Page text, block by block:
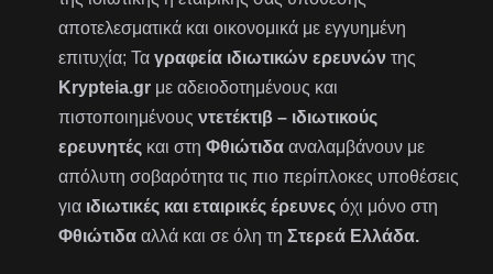
αποτελεσματικά και οικονομικά με εγγυημένη
επιτυχία; Ταγραφεία ιδιωτικών ερευνών της
Krypteia.gr με αδειοδοτημένους και
πιστοποιημένουςντετέκτιβ – ιδιωτικούς
ερευνητές και στηΦθιώτιδα αναλαμβάνουν με
απόλυτη σοβαρότητα τις πιο περίπλοκες υποθέσεις
για ιδιωτικές και εταιρικές έρευνες όχι μόνο στη
Φθιώτιδα αλλά και σε όλη τηΣτερεά Ελλάδα.